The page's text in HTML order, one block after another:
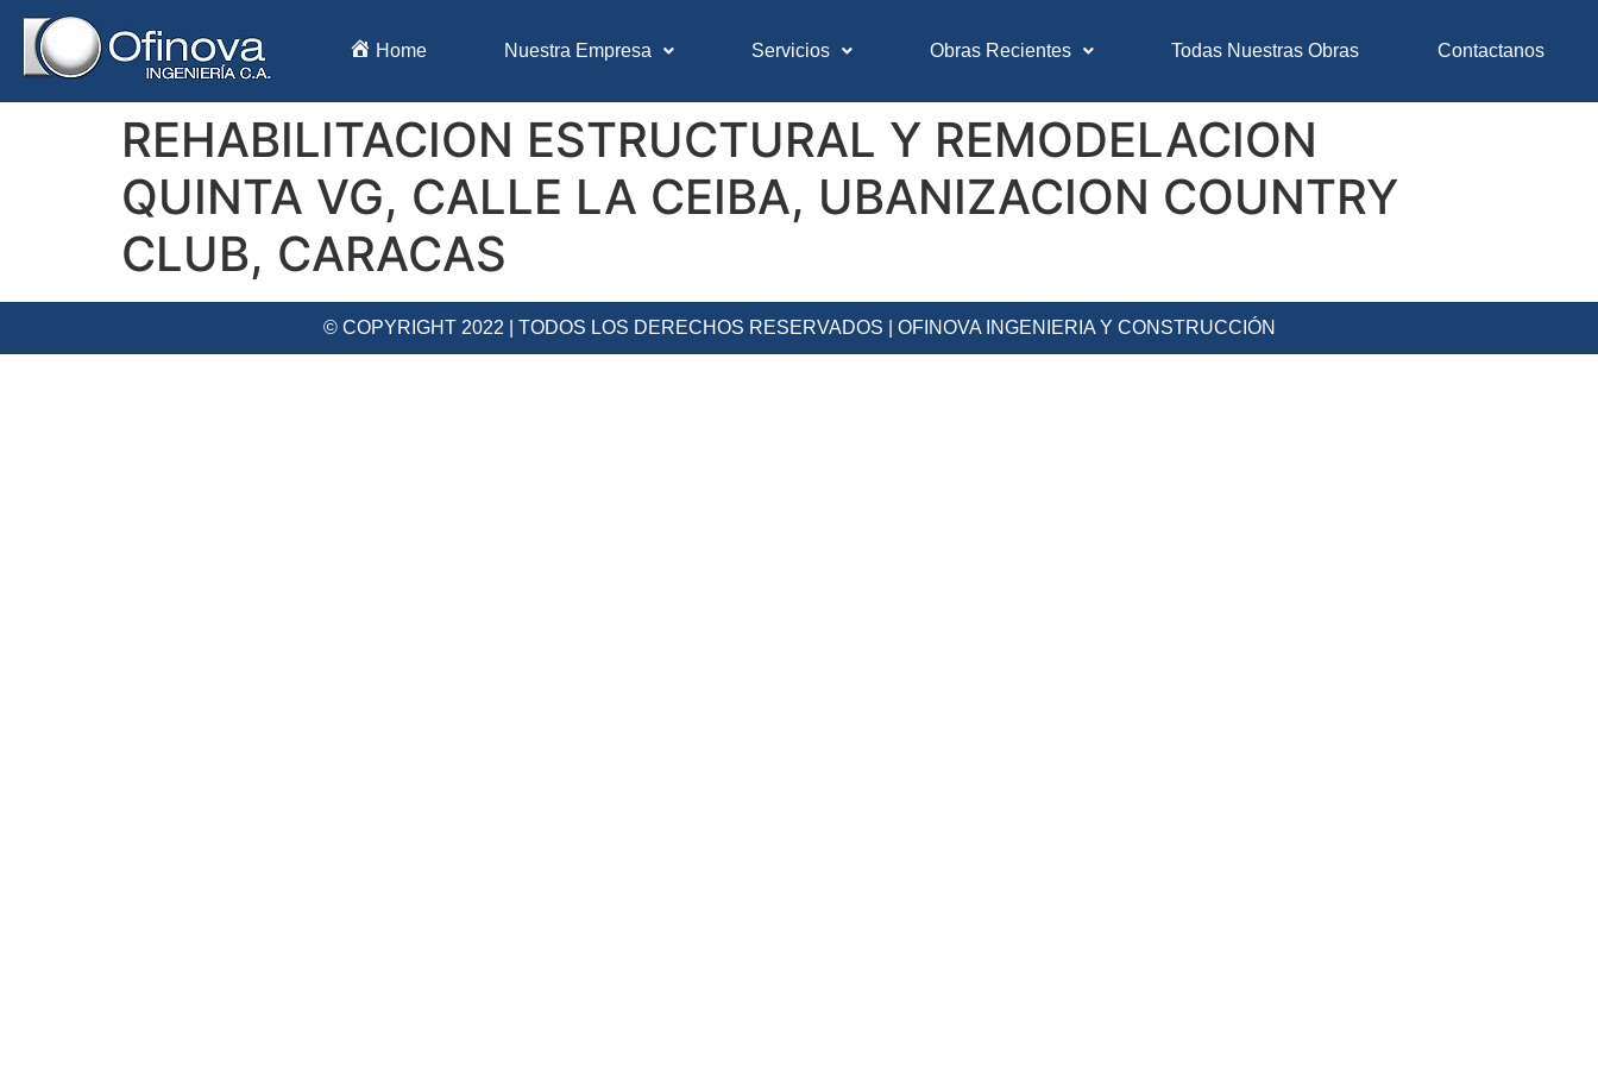
Home Nuestra Empresa Servicios Obras Recientes Todas Nuestras Obras Contactanos
REHABILITACION ESTRUCTURAL Y REMODELACION
QUINTA VG, CALLE LA CEIBA, UBANIZACION COUNTRY
CLUB, CARACAS
© COPYRIGHT 2022 | TODOS LOS DERECHOS RESERVADOS | OFINOVA INGENIERIA Y CONSTRUCCIÓN